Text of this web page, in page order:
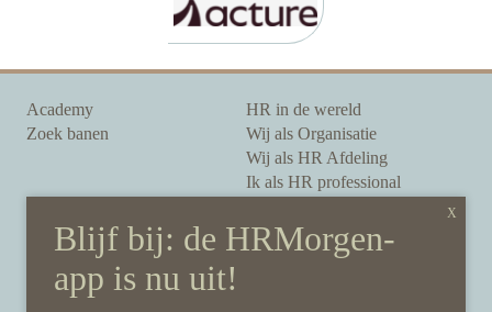
Academy
Zoek banen
HR in de wereld
Wij als Organisatie
Wij als HR Afdeling
Ik als HR professional
Onze auteurs
Onze partners
Sponsoring
Over HRMorgen